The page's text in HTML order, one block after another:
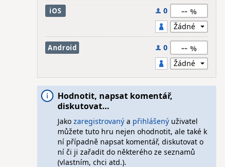
iOS 0 --
Android 0 --
Hodnotit, napsat komentář,
diskutovat…
Jako zaregistrovanýa přihlášenýuživatel
můžete tuto hru nejen ohodnotit, ale také k
ní případně napsat komentář, diskutovat o
ní či ji zařadit do některého ze seznamů
(vlastním, chci atd.).